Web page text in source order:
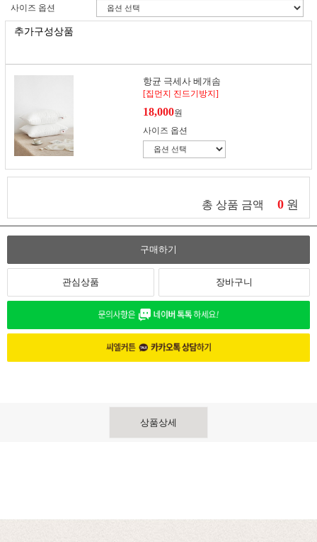
사이즈 옵션
추가구성상품
항균 극세사 베개솜
[집먼지 진드기방지]
18,000원
사이즈 옵션
총 상품 금액 0 원
구매하기
관심상품 장바구니
상품상세